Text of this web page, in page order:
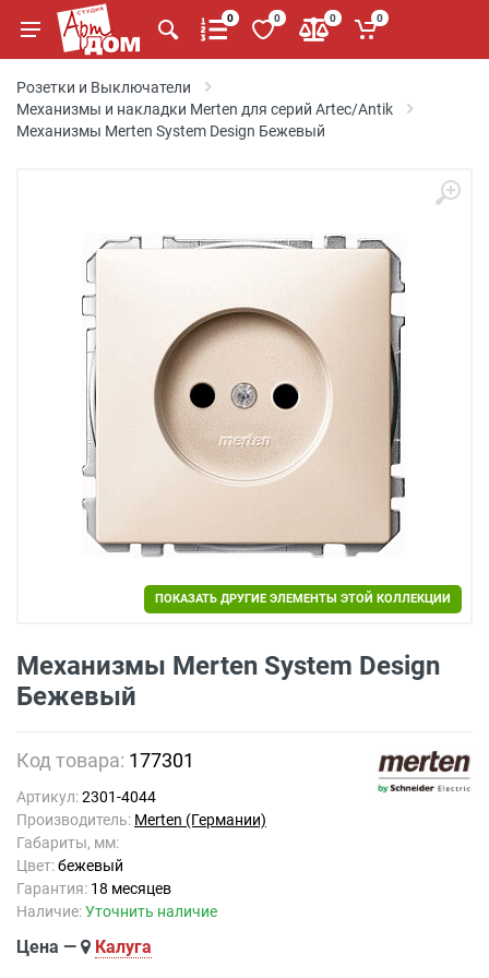
0 0 0 0
Розетки и Выключатели
Механизмы и накладки Merten для серий Artec/Antik
Механизмы Merten System Design Бежевый
ПОКАЗАТЬ ДРУГИЕ ЭЛЕМЕНТЫ ЭТОЙ КОЛЛЕКЦИИ
Механизмы Merten System Design
Бежевый
Код товара: 177301
Артикул:2301-4044
Производитель: Merten (Германии)
Габариты, мм:
Цвет:бежевый
Гарантия: 18 месяцев
Наличие:Уточнить наличие
Цена — Калуга